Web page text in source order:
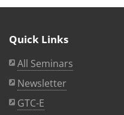
Quick Links
All Seminars
Newsletter
GTC-E